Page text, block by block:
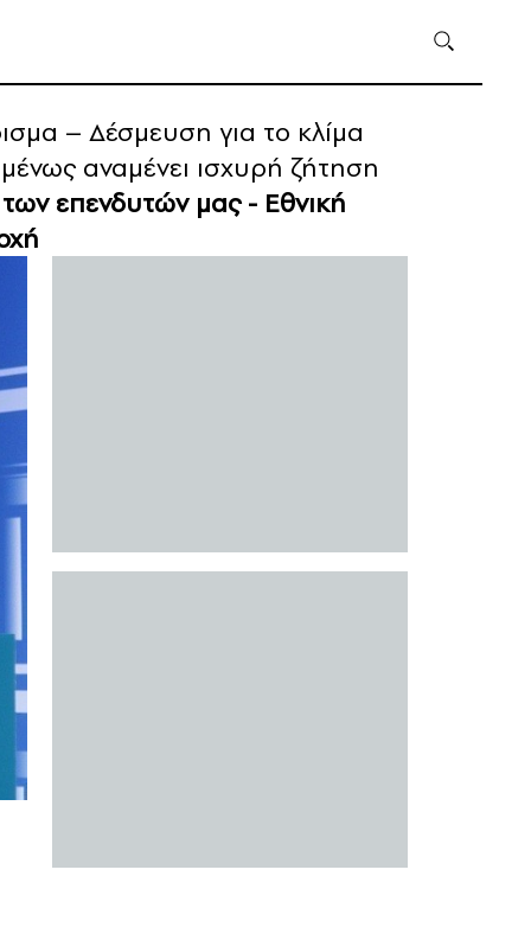
– Δέσμευση για το κλίμα
αναμένει ισχυρή ζήτηση
επενδυτών μας - Εθνική